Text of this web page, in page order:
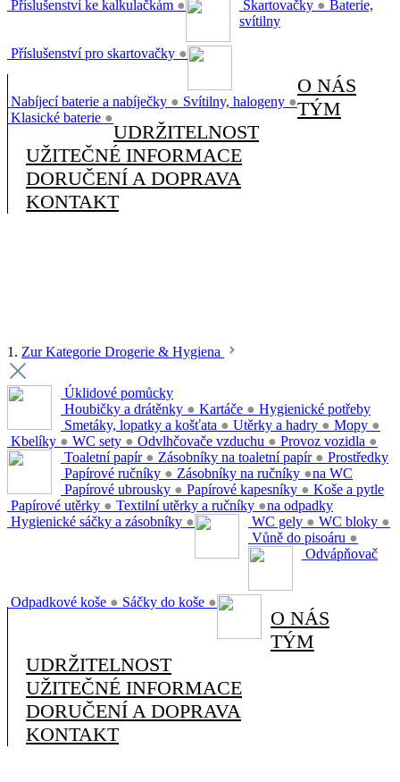
Příslušenství ke kalkulačkám ●
Skartovačky ●
Příslušenství pro skartovačky ●
Baterie,
svítilny
Nabíjecí baterie a nabíječky ● Svítilny, halogeny ●
Klasické baterie ●
O NÁS
TÝM
UDRŽITELNOST
UŽITEČNÉ INFORMACE
DORUČENÍ A DOPRAVA
KONTAKT
1. Zur Kategorie Drogerie & Hygiena
Úklidové pomůcky
Houbičky a drátěnky ● Kartáče ●
Smetáky, lopatky a košťata ● Utěrky a hadry ● Mopy ●
Kbelíky ● WC sety ● Odvlhčovače vzduchu ● Provoz vozidla ●
Hygienické potřeby
Toaletní papír ● Zásobníky na toaletní papír ●
Papírové ručníky ● Zásobníky na ručníky ●
Papírové ubrousky ● Papírové kapesníky ●
Papírové utěrky ● Textilní utěrky a ručníky ●
Hygienické sáčky a zásobníky ●
Prostředky
na WC
WC gely ● WC bloky ●
Vůně do pisoáru ●
Koše a pytle
na odpadky
Odpadkové koše ● Sáčky do koše ●
Odvápňovač
O NÁS
TÝM
UDRŽITELNOST
UŽITEČNÉ INFORMACE
DORUČENÍ A DOPRAVA
KONTAKT